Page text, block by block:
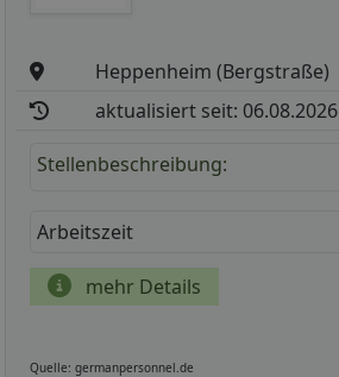
Heppenheim (Bergstraße)
aktualisiert seit: 06.08.2026
Stellenbeschreibung:
Arbeitszeit
mehr Details
Quelle: germanpersonnel.de